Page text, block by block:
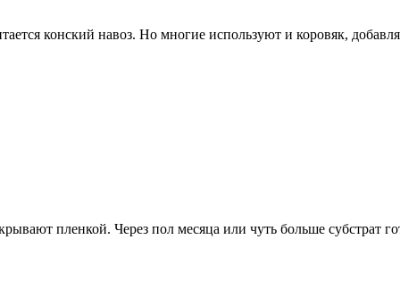
конский навоз. Но многие используют и коровяк,
пленкой. Через пол месяца или чуть больше субстрат